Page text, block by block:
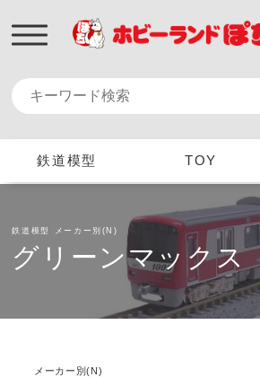
鉄道模型 TOY
鉄道模型 メーカー別(N)
グリーンマックス
メーカー別(N)